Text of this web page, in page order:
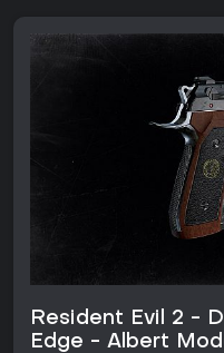
Resident Evil 2 -
Edge - Albert